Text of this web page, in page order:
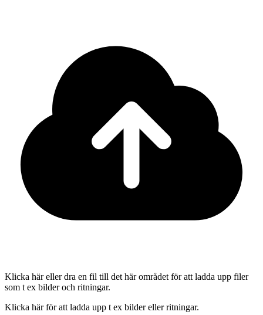
Klicka här eller dra en fil till det här området för att ladda upp filer
som t ex bilder och ritningar.
Klicka här för att ladda upp t ex bilder eller ritningar.